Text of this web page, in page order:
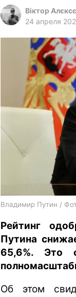
Віктор
24 апреля
Владимир Путин /
Рейтинг
Путина
65,6%. Это
Об этом